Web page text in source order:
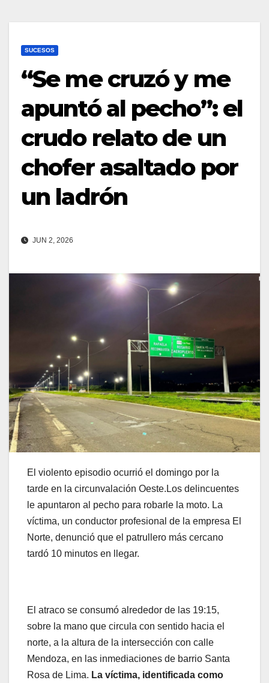
SUCESOS
“Se me cruzó y me
apuntó al pecho”: el
crudo relato de un
chofer asaltado por
un ladrón
JUN 2, 2026
El violento episodio ocurrió el domingo por la
tarde en la circunvalación Oeste.Los delincuentes
le apuntaron al pecho para robarle la moto. La
víctima, un conductor profesional de la empresa El
Norte, denunció que el patrullero más cercano
tardó 10 minutos en llegar.
El atraco se consumó alrededor de las 19:15,
sobre la mano que circula con sentido hacia el
norte, a la altura de la intersección con calle
Mendoza, en las inmediaciones de barrio Santa
Rosa de Lima. La víctima, identificada como